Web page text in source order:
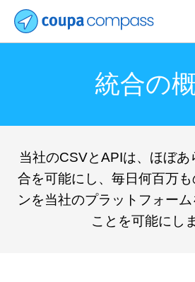
統合の
当社のCSVとAPIは、ほぼあ
合を可能にし、毎日何百万
ンを当社のプラットフォー
ことを可能にし